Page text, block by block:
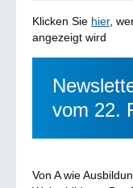
Klicken Sie hier,
angezeigt wird
vom 22.
Von A wie